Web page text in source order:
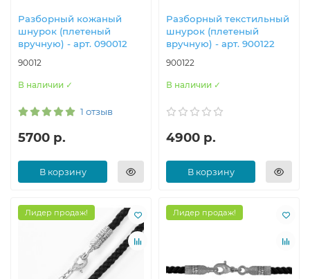
Разборный кожаный
шнурок (плетеный
вручную) - арт. 090012
90012
В наличии ✓
1 отзыв
5700 р.
В корзину
Разборный текстильный
шнурок (плетеный
вручную) - арт. 900122
900122
В наличии ✓
4900 р.
В корзину
Лидер продаж! Лидер продаж!